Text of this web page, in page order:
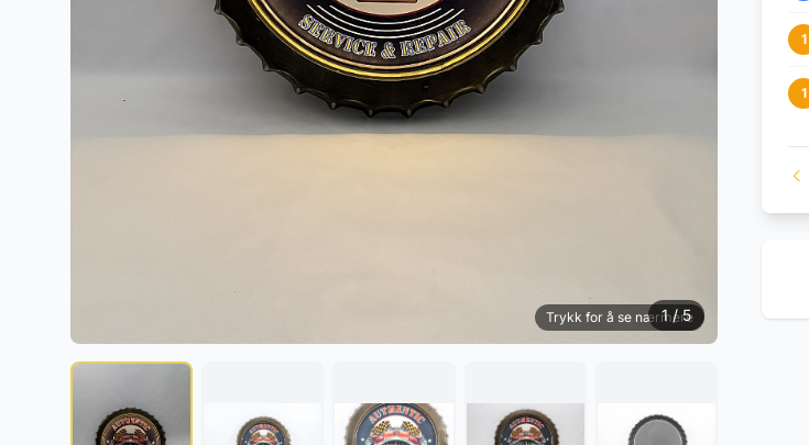
Trykk for å se nærmere
1 / 5
1
1